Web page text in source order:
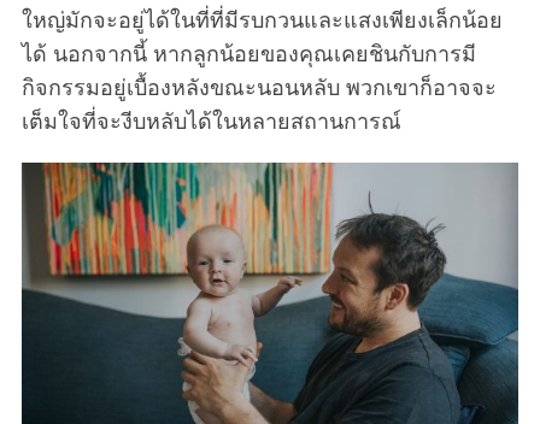
ใหญ่มักจะอยู่ได้ในที่ที่มีรบกวนและแสงเพียงเล็กน้อย
ได้ นอกจากนี้ หากลูกน้อยของคุณเคยชินกับการมี
กิจกรรมอยู่เบื้องหลังขณะนอนหลับ พวกเขาก็อาจจะ
เต็มใจที่จะงีบหลับได้ในหลายสถานการณ์